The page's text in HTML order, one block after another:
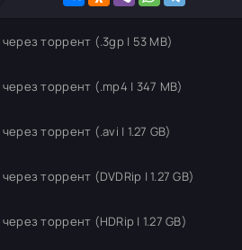
через торрент (.3gp | 53 MB)
через торрент (.mp4 | 347 MB)
через торрент (.avi | 1.27 GB)
через торрент (DVDRip | 1.27 GB)
через торрент (HDRip | 1.27 GB)